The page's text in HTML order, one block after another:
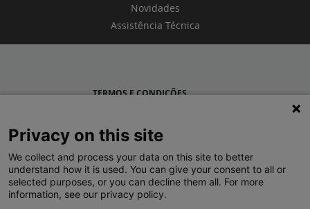
Novidades
Assistência Técnica
TERMOS E CONDIÇÕES
LEGRAND PORTUGAL
GRUPO LEGRAND NO MUNDO
Privacy on this site
We collect and process your data on this site to better
understand how it is used. You can give your consent to all or
selected purposes, or you can decline them all. For more
information, see our privacy policy.